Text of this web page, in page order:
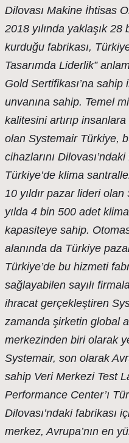
Dilovası Makine İhtisas
2018 yılında yaklaşık
kurduğu fabrikası,
Tasarımda Liderlik”
Gold Sertifikası’na sahip
unvanına sahip. Temel
kalitesini artırıp
olan SystemairTürkiye,
cihazlarını
Türkiye’de klima
10 yıldır pazar lideri olan
yılda 4 bin 500 adet
kapasiteye sahip.
alanında da Türkiye
Türkiye’de bu hizmeti
sağlayabilen sayılı
ihracat gerçekleştiren
zamanda şirketin global
merkezinden biri olarak
Systemair, son olarak
sahip Veri Merkezi Test
Performance Center’ı
Dilovası’ndaki fabrikası
merkez, Avrupa’nın en